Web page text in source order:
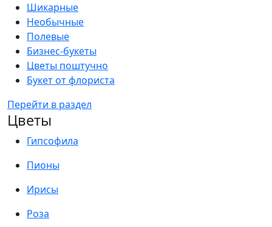
Шикарные
Необычные
Полевые
Бизнес-букеты
Цветы поштучно
Букет от флориста
Перейти в раздел
Цветы
Гипсофила
Пионы
Ирисы
Роза